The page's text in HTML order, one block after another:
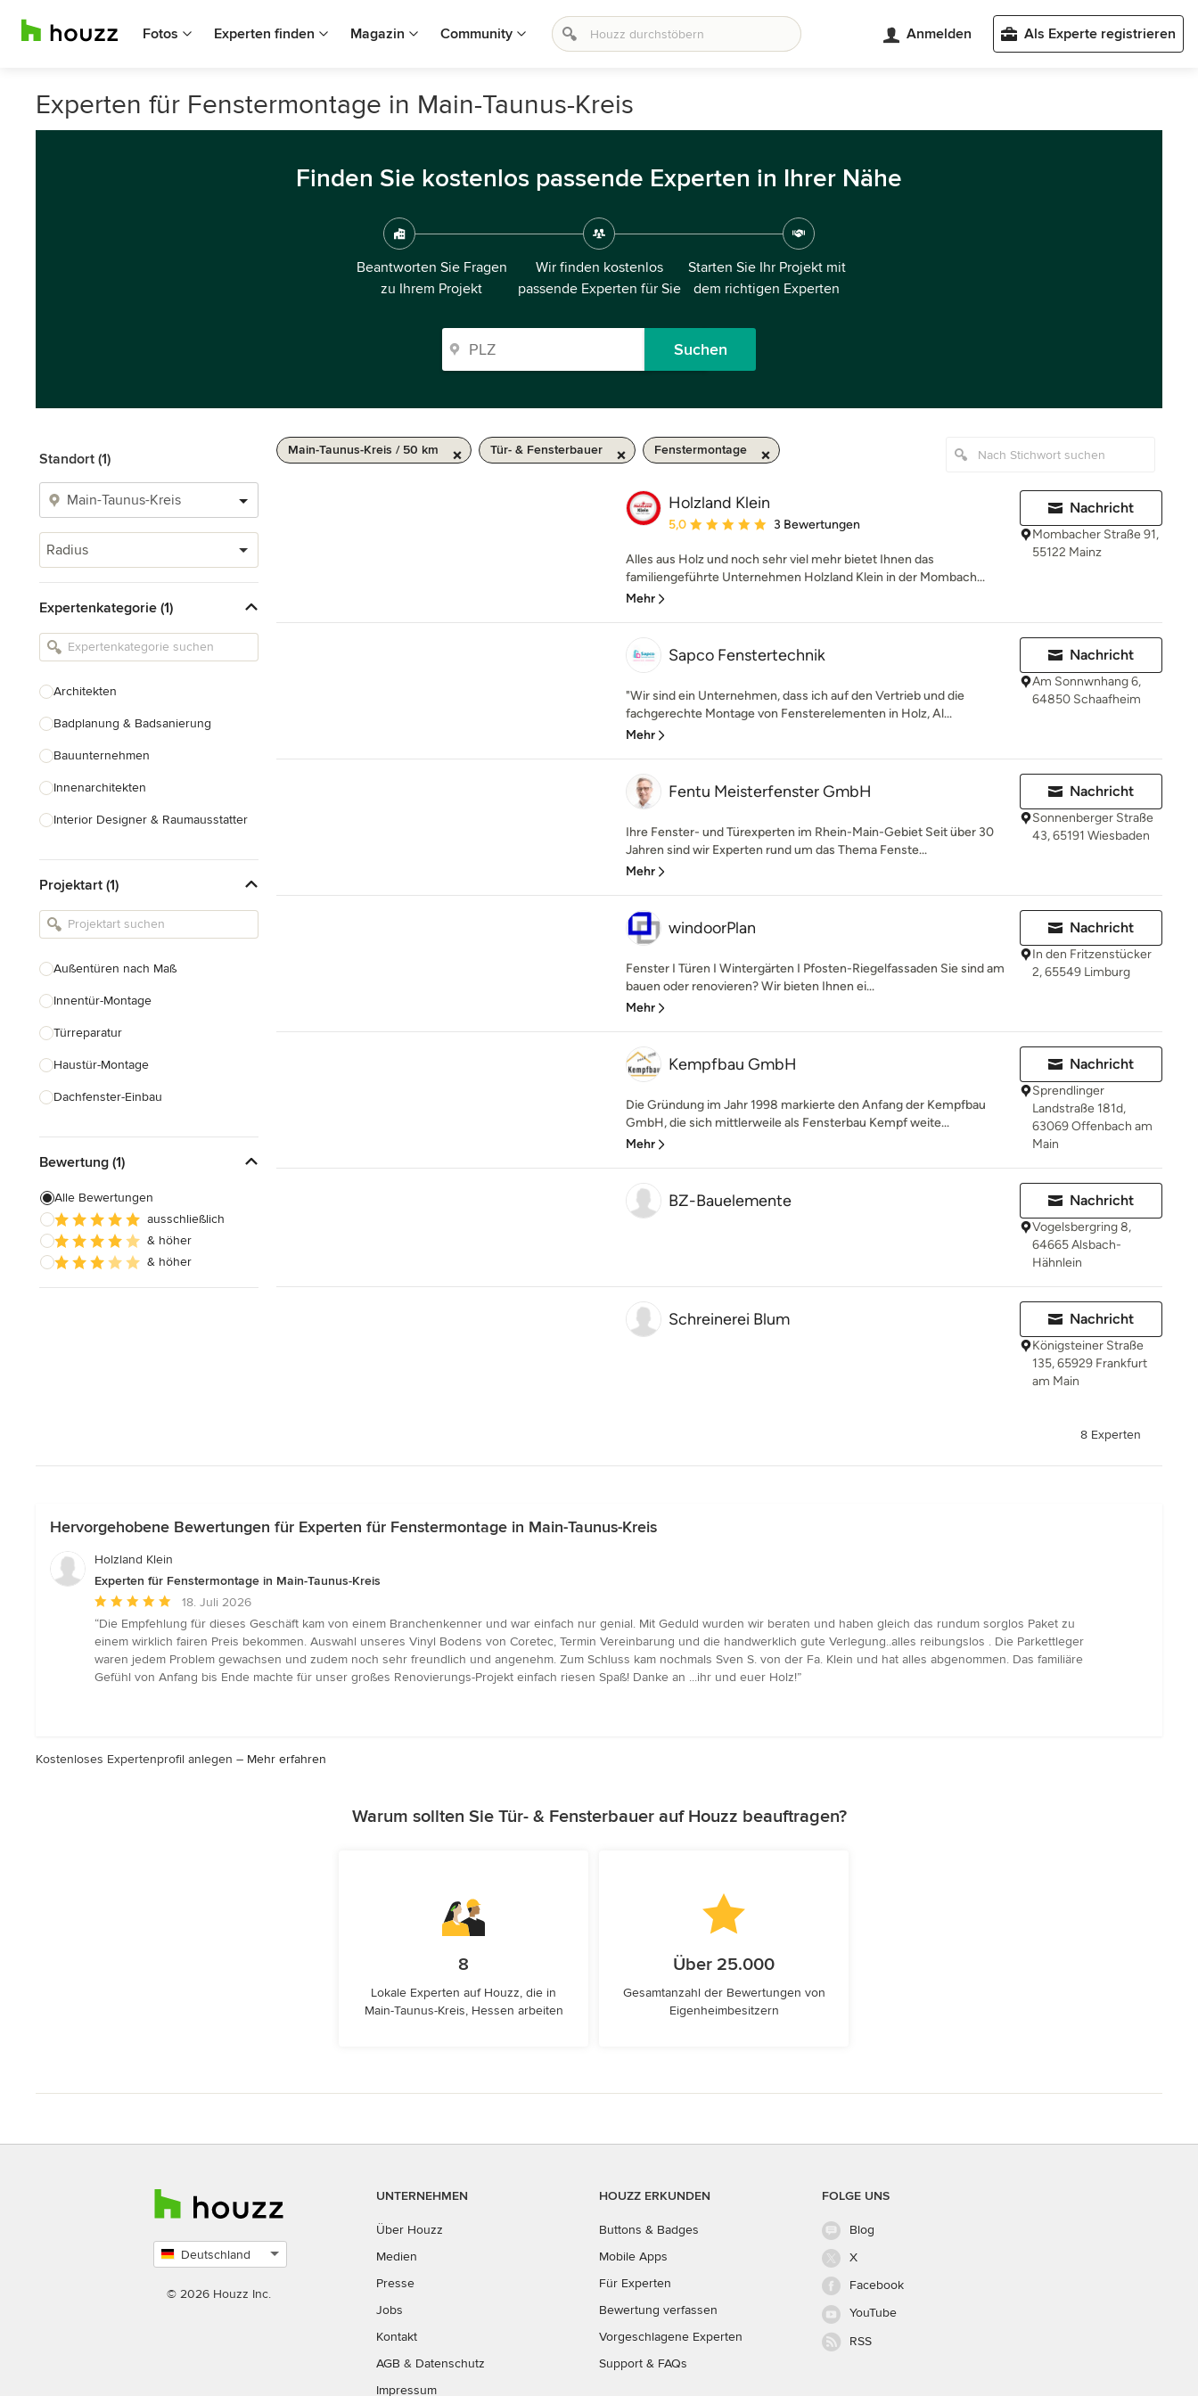
Fotos Experten finden Magazin Community Anmelden Als Experte registrieren
Experten für Fenstermontage in Main-Taunus-Kreis
Finden Sie kostenlos passende Experten in Ihrer Nähe
Beantworten Sie Fragen
zu Ihrem Projekt
Wir finden kostenlos
passende Experten für Sie
Starten Sie Ihr Projekt mit
dem richtigen Experten
Suchen
Standort (1)
Radius
Expertenkategorie (1)
Architekten
Badplanung & Badsanierung
Bauunternehmen
Innenarchitekten
Interior Designer & Raumausstatter
Landschaftsarchitekten
Armaturen & Sanitärbedarf
Projektart (1)
Außentüren nach Maß
Innentür-Montage
Türreparatur
Haustür-Montage
Dachfenster-Einbau
Fenster nach Maß
Faltschiebetüren
Innentüren nach Maß
Außenfensterläden
Bewertung (1)
Alle Bewertungen
ausschließlich
& höher
& höher
Main-Taunus-Kreis / 50 km Tür- & Fensterbauer Fenstermontage
Holzland Klein
Durchschnittliche Bewertung: 5 von 5 Sternen
5,0 3 Bewertungen
Alles aus Holz und noch sehr viel mehr bietet Ihnen das
familiengeführte Unternehmen Holzland Klein in der Mombach...
Mehr
Nachricht
Mombacher Straße 91,
55122 Mainz
Sapco Fenstertechnik
"Wir sind ein Unternehmen, dass ich auf den Vertrieb und die
fachgerechte Montage von Fensterelementen in Holz, Al...
Mehr
Nachricht
Am Sonnwnhang 6,
64850 Schaafheim
Fentu Meisterfenster GmbH
Ihre Fenster- und Türexperten im Rhein-Main-Gebiet Seit über 30
Jahren sind wir Experten rund um das Thema Fenste...
Mehr
Nachricht
Sonnenberger Straße
43, 65191 Wiesbaden
windoorPlan
Fenster I Türen I Wintergärten I Pfosten-Riegelfassaden Sie sind am
bauen oder renovieren? Wir bieten Ihnen ei...
Mehr
Nachricht
In den Fritzenstücker
2, 65549 Limburg
Kempfbau GmbH
Die Gründung im Jahr 1998 markierte den Anfang der Kempfbau
GmbH, die sich mittlerweile als Fensterbau Kempf weite...
Mehr
Nachricht
Sprendlinger
Landstraße 181d,
63069 Offenbach am
Main
BZ-Bauelemente Nachricht
Vogelsbergring 8,
64665 Alsbach-
Hähnlein
Schreinerei Blum Nachricht
Königsteiner Straße
135, 65929 Frankfurt
am Main
8 Experten
Hervorgehobene Bewertungen für Experten für Fenstermontage in Main-Taunus-Kreis
Holzland Klein
Experten für Fenstermontage in Main-Taunus-Kreis
Durchschnittliche
Bewertung:
5
von
5
18. Juli 2026
“Die Empfehlung für dieses Geschäft kam von einem Branchenkenner und war einfach nur genial. Mit Geduld wurden wir beraten und haben gleich das rundum sorglos Paket zu
einem wirklich fairen Preis bekommen. Auswahl unseres Vinyl Bodens von Coretec, Termin Vereinbarung und die handwerklich gute Verlegung..alles reibungslos . Die Parkettleger
waren jedem Problem gewachsen und zudem noch sehr freundlich und angenehm. Zum Schluss kam nochmals Sven S. von der Fa. Klein und hat alles abgenommen. Das familiäre
Gefühl von Anfang bis Ende machte für unser großes Renovierungs-Projekt einfach riesen Spaß! Danke an ...ihr und euer Holz!”
Kostenloses Expertenprofil anlegen – Mehr erfahren
Warum sollten Sie Tür- & Fensterbauer auf Houzz beauftragen?
8
Lokale Experten auf Houzz, die in
Main-Taunus-Kreis, Hessen arbeiten
Über 25.000
Gesamtanzahl der Bewertungen von
Eigenheimbesitzern
Deutschland
auswählen
© 2026 Houzz Inc.
UNTERNEHMEN
Über Houzz
Medien
Presse
Jobs
Kontakt
AGB & Datenschutz
Impressum
HOUZZ ERKUNDEN
Buttons & Badges
Mobile Apps
Für Experten
Bewertung verfassen
Vorgeschlagene Experten
Support & FAQs
FOLGE UNS
Blog
X
Facebook
YouTube
RSS